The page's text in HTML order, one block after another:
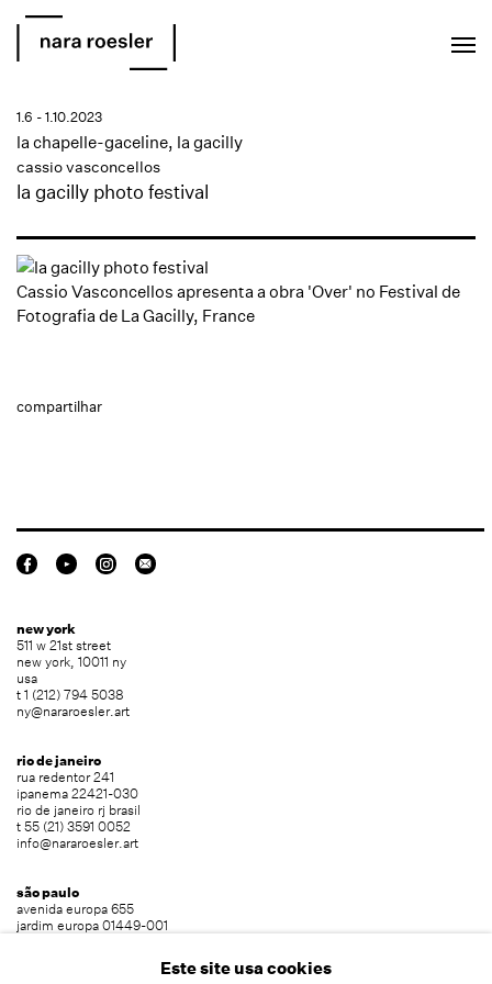
la gacilly photo festival
cassio vasconcellos
la chapelle-gaceline, la gacilly
1.6 - 1.10.2023
Cassio Vasconcellos apresenta a obra 'Over' no Festival de
Fotografia de La Gacilly, France
compartilhar
new york
511 w 21st street
new york, 10011 ny
usa
t 1 (212) 794 5038
ny@nararoesler.art
rio de janeiro
rua redentor 241
ipanema 22421-030
rio de janeiro rj brasil
t 55 (21) 3591 0052
info@nararoesler.art
são paulo
avenida europa 655
jardim europa 01449-001
Este site usa cookies